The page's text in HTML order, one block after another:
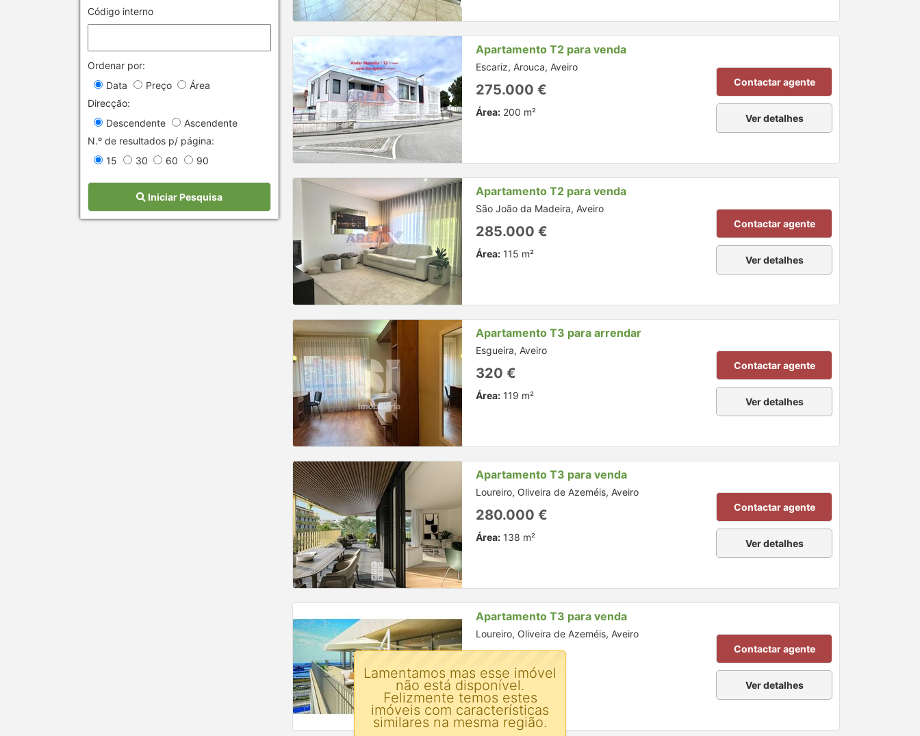
Código interno
Ordenar por:
Data
Preço
Área
Direcção:
Descendente
Ascendente
N.º de resultados p/ página:
15
30 60 90
Iniciar Pesquisa
Apartamento T2 para venda
Escariz, Arouca, Aveiro
275.000 €
Área: 200 m²
Contactar agente
Ver detalhes
Apartamento T2 para venda
São João da Madeira, Aveiro
285.000 €
Área: 115 m²
Contactar agente
Ver detalhes
Apartamento T3 para arrendar
Esgueira, Aveiro
320 €
Área: 119 m²
Contactar agente
Ver detalhes
Apartamento T3 para venda
Loureiro, Oliveira de Azeméis, Aveiro
280.000 €
Área: 138 m²
Contactar agente
Ver detalhes
Apartamento T3 para venda
Loureiro, Oliveira de Azeméis, Aveiro
265.000 €
Área:125 m²
Contactar agente
Ver detalhes
Lamentamos mas esse imóvel
não está disponível.
Felizmente temos estes
imóveis com características
similares na mesma região.